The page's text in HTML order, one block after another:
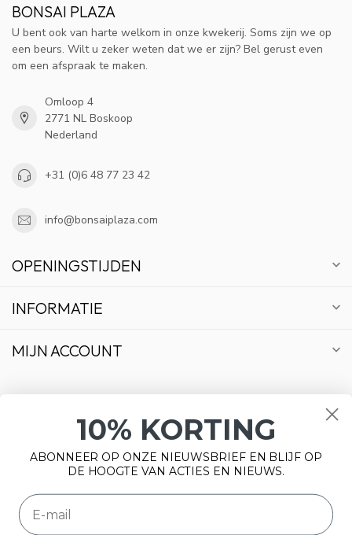
BONSAI PLAZA
U bent ook van harte welkom in onze kwekerij. Soms zijn we op
een beurs. Wilt u zeker weten dat we er zijn? Bel gerust even
om een afspraak te maken.
Omloop 4
2771 NL Boskoop
Nederland
+31 (0)6 48 77 23 42
info@bonsaiplaza.com
OPENINGSTIJDEN
INFORMATIE
MIJN ACCOUNT
10% KORTING
ABONNEER OP ONZE NIEUWSBRIEF EN BLIJF OP
DE HOOGTE VAN ACTIES EN NIEUWS.